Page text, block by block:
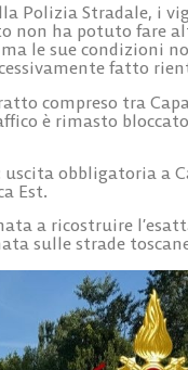
Polizia Stradale, i
non ha potuto fare
le sue condizioni
fatto
compreso tra
è rimasto
uscita obbligatoria a
Est.
a ricostruire
sulle strade